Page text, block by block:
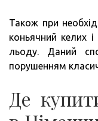
Також при
коньячний келих
льоду. Даний
порушенням
Де